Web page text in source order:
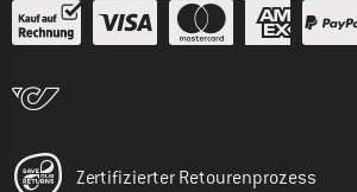
Zertifizierter Retourenprozess